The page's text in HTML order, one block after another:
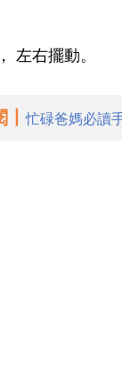
左右擺動。
丨忙碌爸媽必讀